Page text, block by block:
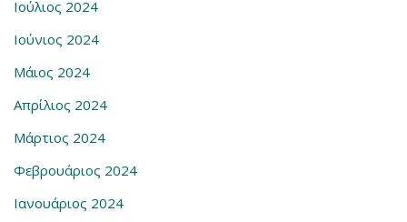
Ιούλιος 2024
Ιούνιος 2024
Μάιος 2024
Απρίλιος 2024
Μάρτιος 2024
Φεβρουάριος 2024
Ιανουάριος 2024